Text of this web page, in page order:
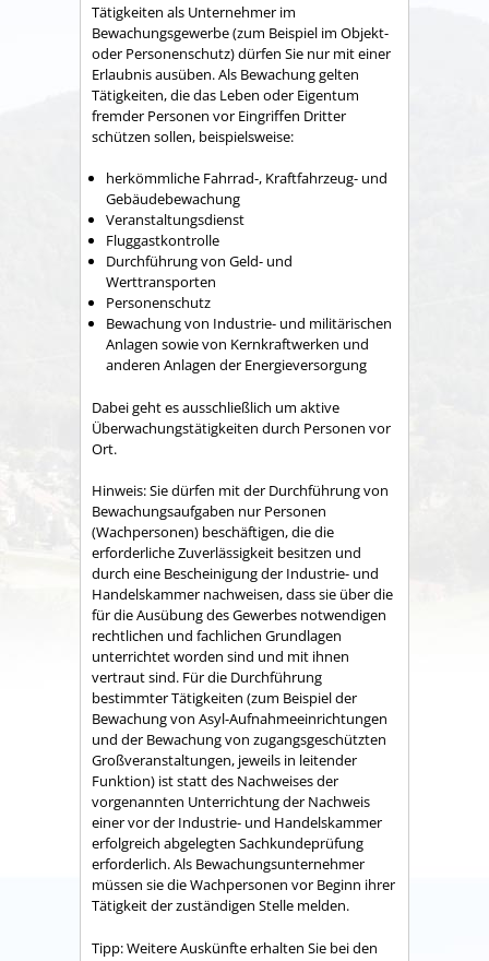
Tätigkeiten als Unternehmer im
Bewachungsgewerbe (zum Beispiel im Objekt-
oder Personenschutz) dürfen Sie nur mit einer
Erlaubnis ausüben. Als Bewachung gelten
Tätigkeiten, die das Leben oder Eigentum
fremder Personen vor Eingriffen Dritter
schützen sollen, beispielsweise:
herkömmliche Fahrrad-, Kraftfahrzeug- und
Gebäudebewachung
Veranstaltungsdienst
Fluggastkontrolle
Durchführung von Geld- und
Werttransporten
Personenschutz
Bewachung von Industrie- und militärischen
Anlagen sowie von Kernkraftwerken und
anderen Anlagen der Energieversorgung
Dabei geht es ausschließlich um aktive
Überwachungstätigkeiten durch Personen vor
Ort.
Hinweis: Sie dürfen mit der Durchführung von
Bewachungsaufgaben nur Personen
(Wachpersonen) beschäftigen, die die
erforderliche Zuverlässigkeit besitzen und
durch eine Bescheinigung der Industrie- und
Handelskammer nachweisen, dass sie über die
für die Ausübung des Gewerbes notwendigen
rechtlichen und fachlichen Grundlagen
unterrichtet worden sind und mit ihnen
vertraut sind. Für die Durchführung
bestimmter Tätigkeiten (zum Beispiel der
Bewachung von Asyl-Aufnahmeeinrichtungen
und der Bewachung von zugangsgeschützten
Großveranstaltungen, jeweils in leitender
Funktion) ist statt des Nachweises der
vorgenannten Unterrichtung der Nachweis
einer vor der Industrie- und Handelskammer
erfolgreich abgelegten Sachkundeprüfung
erforderlich.Als Bewachungsunternehmer
müssen sie die Wachpersonen vor Beginn ihrer
Tätigkeit der zuständigen Stelle melden.
Tipp:Weitere Auskünfte erhalten Sie bei den